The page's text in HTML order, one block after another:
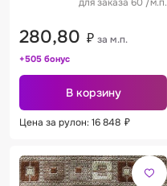
280,80 ₽ за м.п.
+505 бонус
В корзину
Цена за рулон: 16 848 ₽